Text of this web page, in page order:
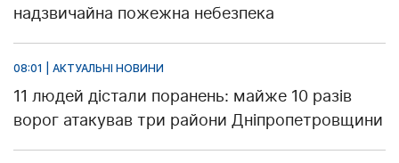
надзвичайна пожежна небезпека
08:01 | АКТУАЛЬНІ НОВИНИ
11 людей дістали поранень: майже 10 разів
ворог атакував три райони Дніпропетровщини